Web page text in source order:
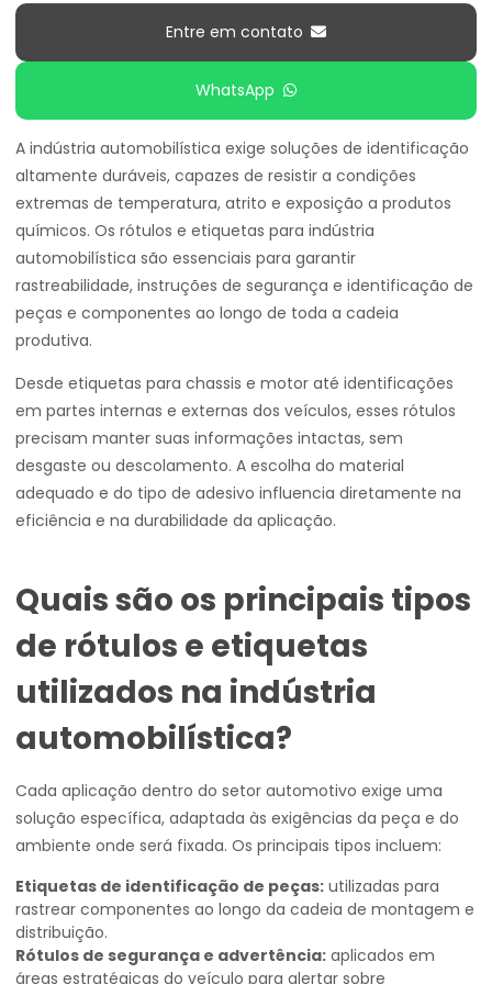
Entre em contato
WhatsApp
A indústria automobilística exige soluções de identificação
altamente duráveis, capazes de resistir a condições
extremas de temperatura, atrito e exposição a produtos
químicos. Os rótulos e etiquetas para indústria
automobilística são essenciais para garantir
rastreabilidade, instruções de segurança e identificação de
peças e componentes ao longo de toda a cadeia
produtiva.
Desde etiquetas para chassis e motor até identificações
em partes internas e externas dos veículos, esses rótulos
precisam manter suas informações intactas, sem
desgaste ou descolamento. A escolha do material
adequado e do tipo de adesivo influencia diretamente na
eficiência e na durabilidade da aplicação.
Quais são os principais tipos
de rótulos e etiquetas
utilizados na indústria
automobilística?
Cada aplicação dentro do setor automotivo exige uma
solução específica, adaptada às exigências da peça e do
ambiente onde será fixada. Os principais tipos incluem:
Etiquetas de identificação de peças: utilizadas para
rastrear componentes ao longo da cadeia de montagem e
distribuição.
Rótulos de segurança e advertência: aplicados em
áreas estratégicas do veículo para alertar sobre